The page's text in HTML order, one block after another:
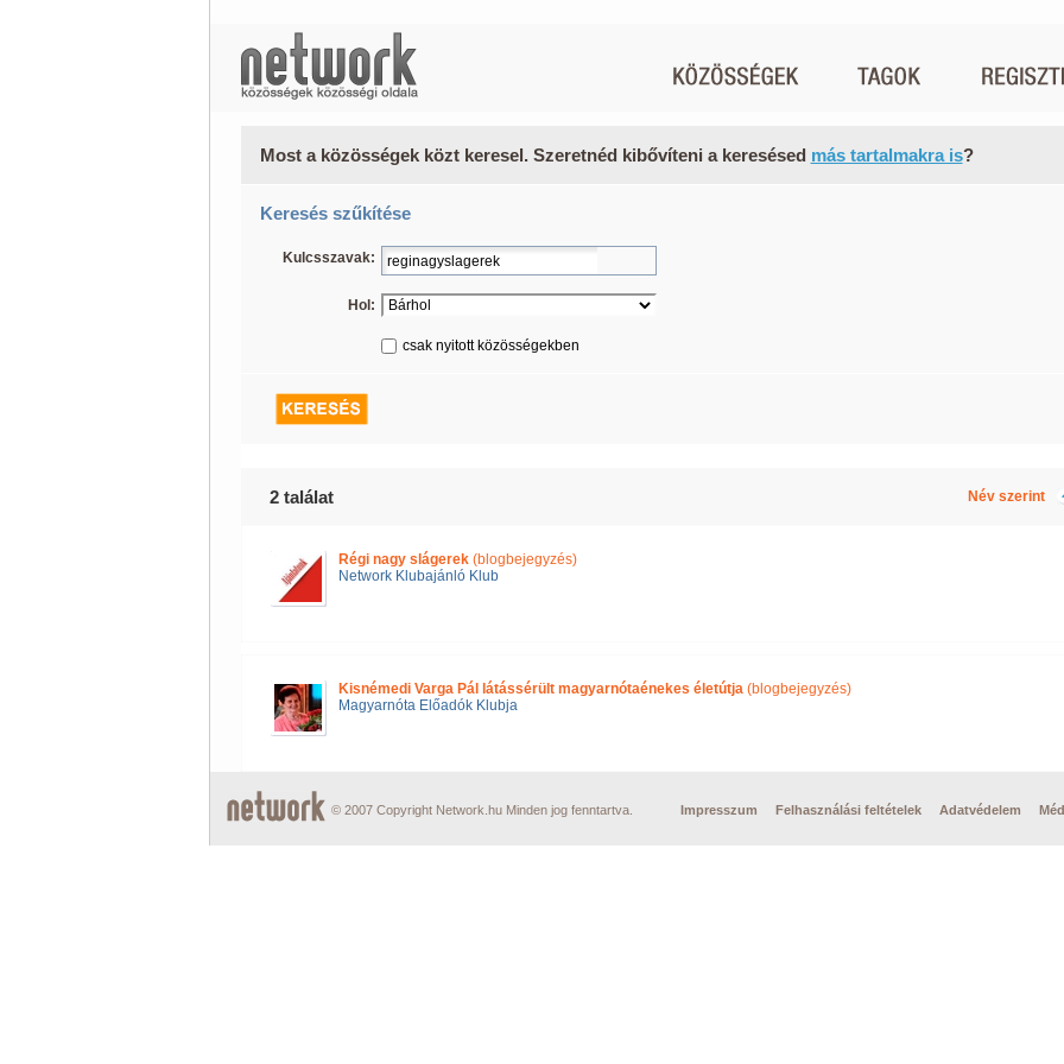
Most a közösségek közt keresel. Szeretnéd kibővíteni a keresésed más tartalmakra is?
Keresés szűkítése
Kulcsszavak:
Hol:
csak nyitott közösségekben
2 találat Név szerint
Régi nagy slágerek(blogbejegyzés)
Network Klubajánló Klub
Kisnémedi Varga Pál látássérült magyarnótaénekes életútja(blogbejegyzés)
Magyarnóta Előadók Klubja
© 2007 Copyright Network.hu Minden jog fenntartva. Impresszum Felhasználási feltételek Adatvédelem